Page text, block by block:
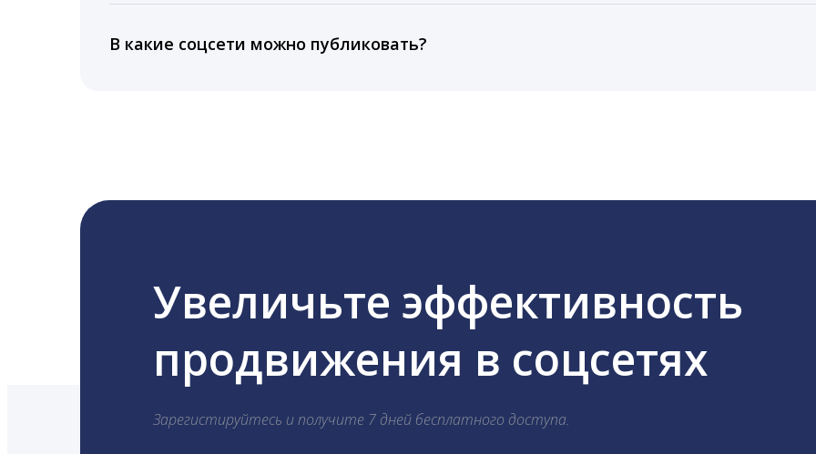
информацию третьим лицам.
В какие соцсети можно публиковать?
Увеличьте эффективность
продвижения в соцсетях
Зарегистируйтесь и получите 7 дней бесплатного доступа.